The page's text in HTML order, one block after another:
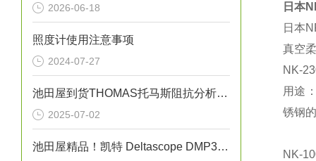
2026-06-18
照度计使用注意事项
2024-07-27
池田屋到货THOMAS托马斯阻抗分析仪IM7587
2025-07-02
池田屋精品！凯特 Deltascope DMP30 电磁式薄膜厚度计 参数介绍
日本
日本
真空
NK-
用途‌
锈钢
NK-